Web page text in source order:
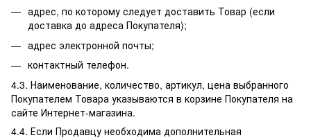
адрес, по которому следует доставить Товар (если
доставка до адреса Покупателя);
адрес электронной почты;
контактный телефон.
4.3. Наименование, количество, артикул, цена выбранного
Покупателем Товара указываются в корзине Покупателя на
сайте Интернет-магазина.
4.4. Если Продавцу необходима дополнительная